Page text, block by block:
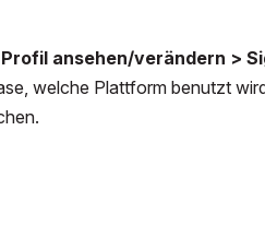
ansehen/verändern >
welche Plattform benutzt